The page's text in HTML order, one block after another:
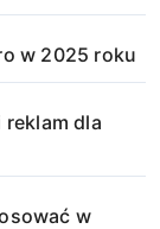
w 2025 roku
dla
w